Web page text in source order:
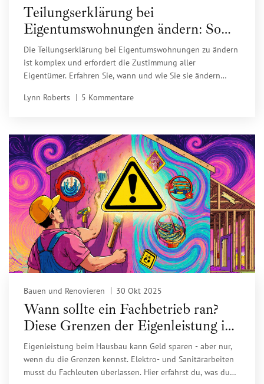
Teilungserklärung bei
Eigentumswohnungen ändern: So
holen Sie die Zustimmung aller
Eigentümer ein
Die Teilungserklärung bei Eigentumswohnungen zu ändern
ist komplex und erfordert die Zustimmung aller
Eigentümer. Erfahren Sie, wann und wie Sie sie ändern
gerichtliche Änderung fast immer scheitert.
Lynn Roberts 5 Kommentare
Bauen und Renovieren 30 Okt 2025
Wann sollte ein Fachbetrieb ran?
Diese Grenzen der Eigenleistung im
Haus müssen Sie kennen
Eigenleistung beim Hausbau kann Geld sparen - aber nur,
wenn du die Grenzen kennst. Elektro- und Sanitärarbeiten
musst du Fachleuten überlassen. Hier erfährst du, was du